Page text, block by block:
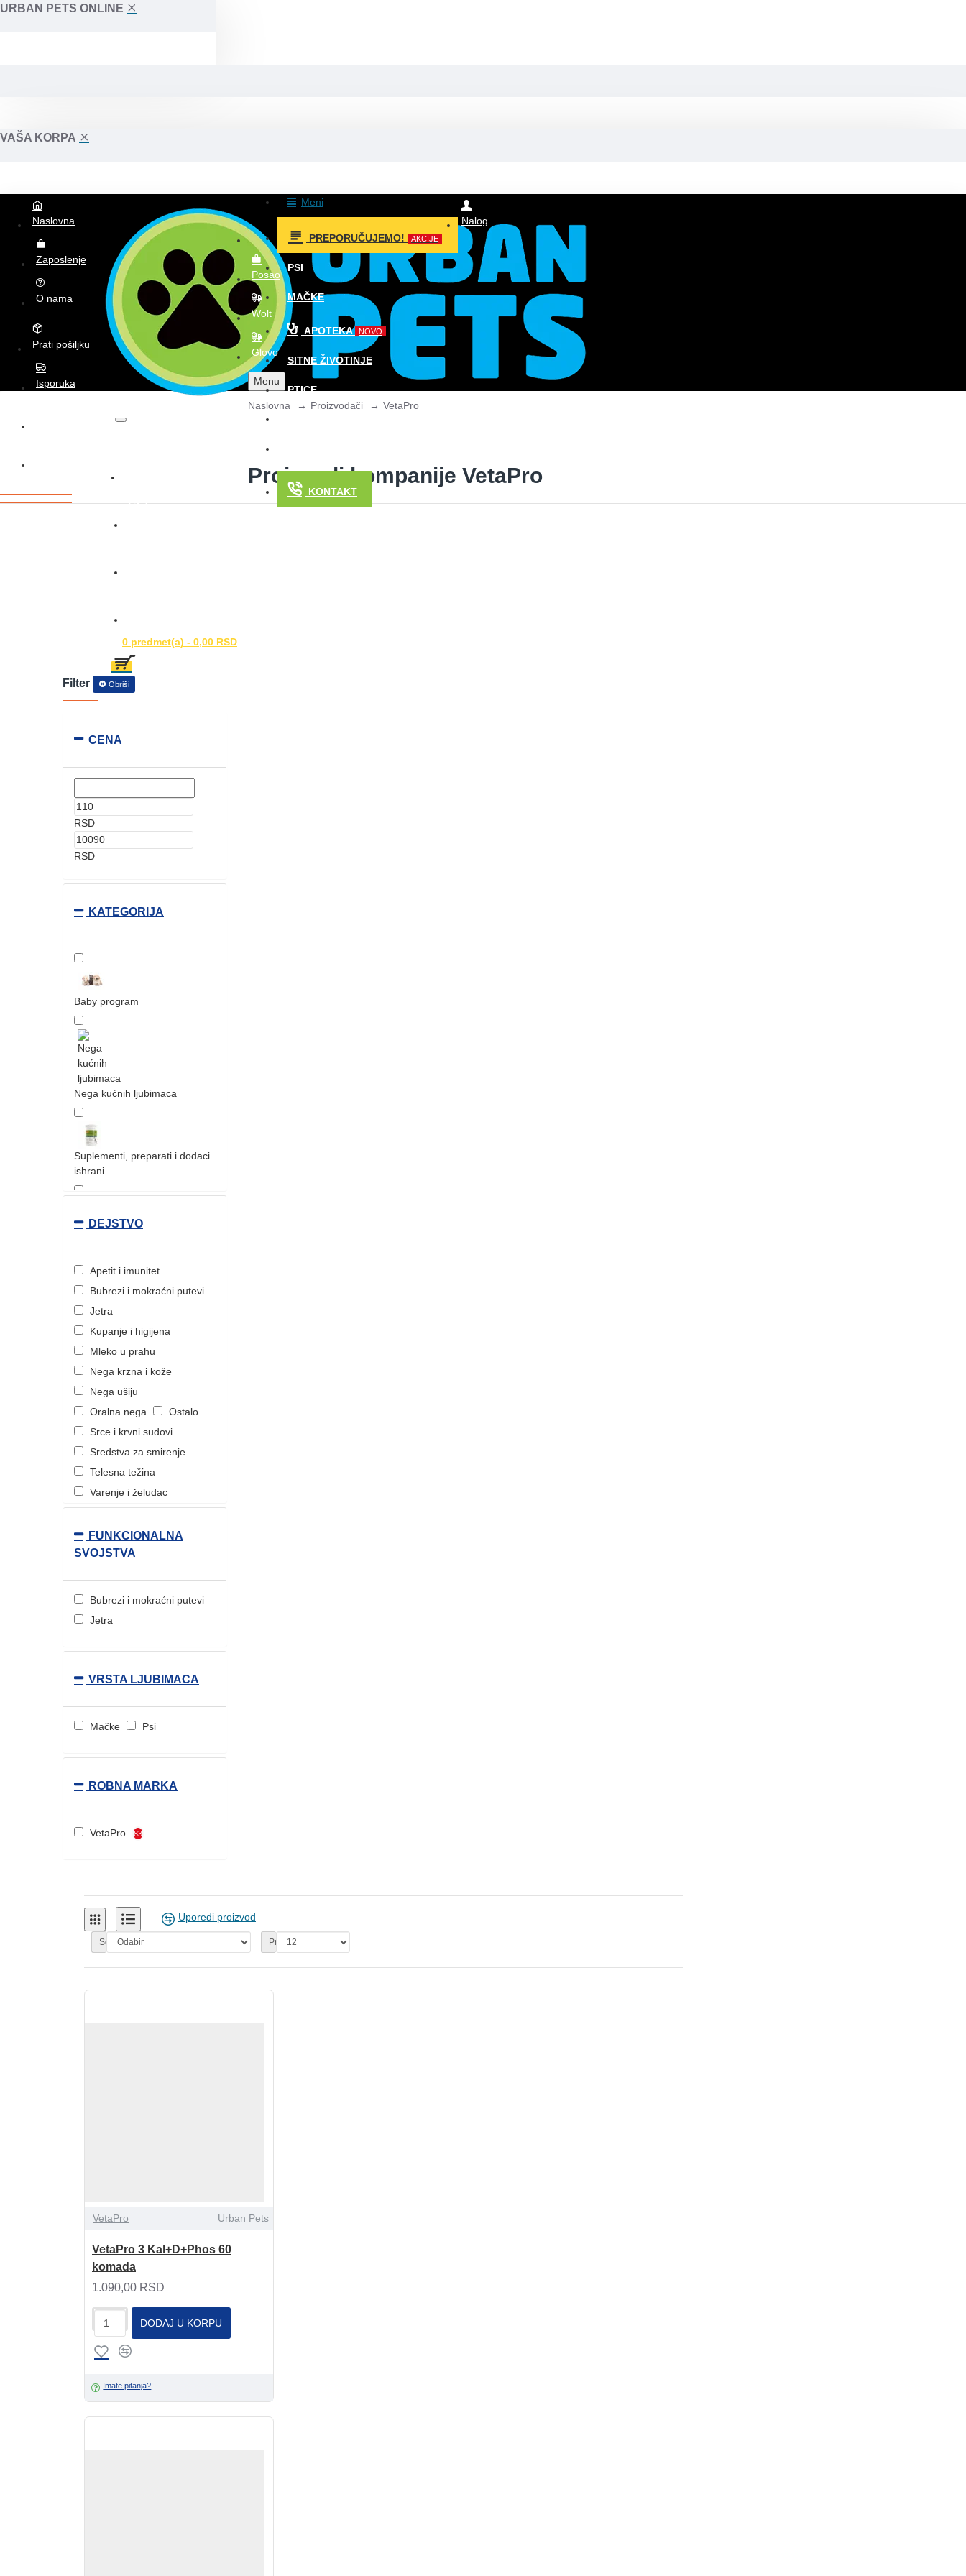
URBAN PETS ONLINE
VAŠA KORPA
Naslovna
Zaposlenje
O nama
Prati pošiljku
Isporuka
0 predmet(a) - 0,00 RSD
Meni
PREPORUČUJEMO! AKCIJE
PSI
MAČKE
APOTEKA NOVO
SITNE ŽIVOTINJE
PTICE
KONTAKT
Nalog
Posao
Wolt
Glovo
Menu
Naslovna Proizvođači VetaPro
Proizvodi kompanije VetaPro
Filter Obriši
CENA
RSD
RSD
KATEGORIJA
Baby program
Nega kućnih ljubimaca
Suplementi, preparati i dodaci
ishrani
Dodaci ishrani pasa
Preparati za mačke
VETERINARSKA APOTEKA
DEJSTVO
Apetit i imunitet
Bubrezi i mokraćni putevi
Jetra
Kupanje i higijena
Mleko u prahu
Nega krzna i kože
Nega ušiju
Oralna nega
Ostalo
Srce i krvni sudovi
Sredstva za smirenje
Telesna težina
Varenje i želudac
Zglobovi, kosti i hrskavice
FUNKCIONALNA
SVOJSTVA
Bubrezi i mokraćni putevi
Jetra
VRSTA LJUBIMACA
Mačke Psi
ROBNA MARKA
VetaPro 83
Uporedi proizvod
Sortiranje: Prikaži:
VetaPro Urban Pets
VetaPro 3 Kal+D+Phos 60
komada
1.090,00 RSD
DODAJ U KORPU
Imate pitanja?